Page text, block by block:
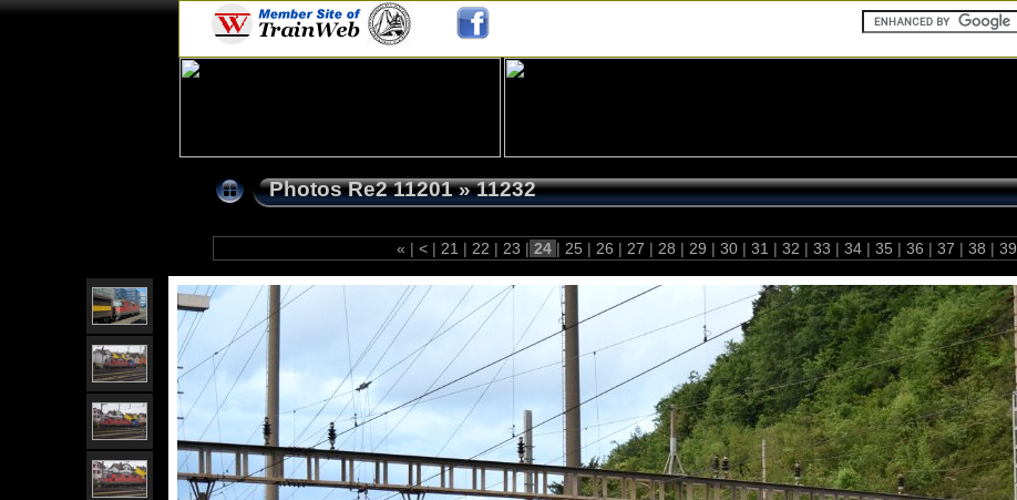
Photos Re2 11201»11232
« | < | 21 | 22 | 23 | 24 | 25 | 26 | 27 | 28 | 29 | 30 | 31 | 32 | 33 | 34 | 35 | 36 | 37 | 38 | 39